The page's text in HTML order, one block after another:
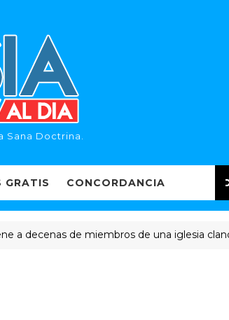
Sana Doctrina.
GRATIS CONCORDANCIA
de miembros de una iglesia clandestina